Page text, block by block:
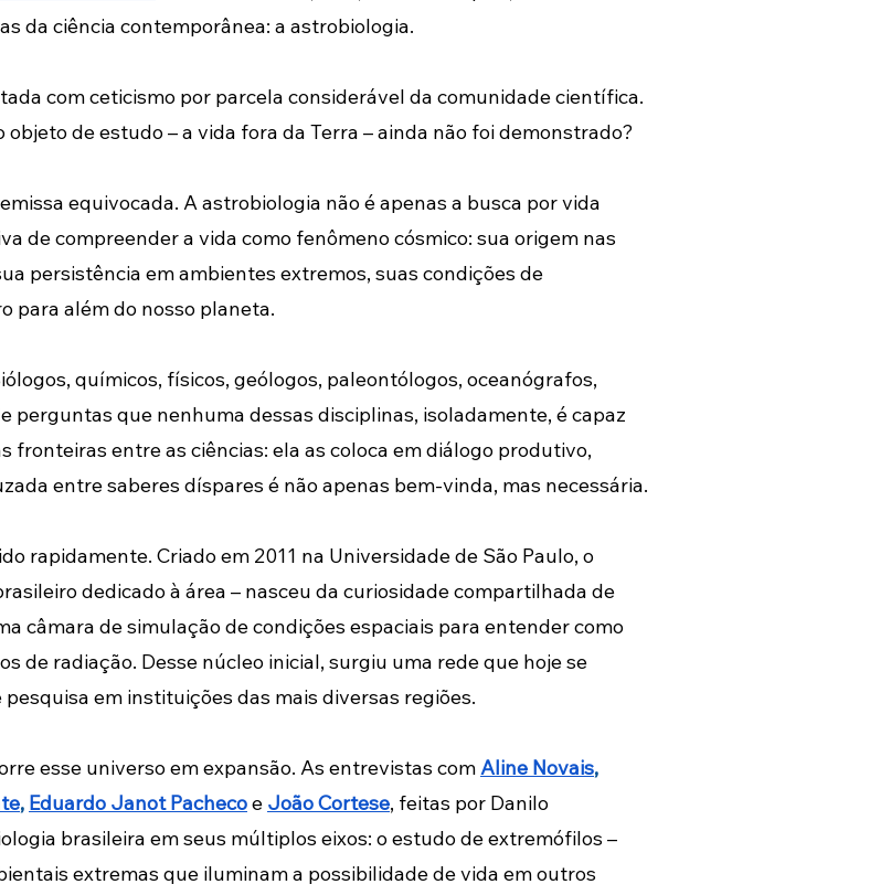
da ciência contemporânea: a astrobiologia.
com ceticismo por parcela considerável da comunidade científica.
de estudo – a vida fora da Terra – ainda não foi demonstrado?
equivocada. A astrobiologia não é apenas a busca por vida
de compreender a vida como fenômeno cósmico: sua origem nas
persistência em ambientes extremos, suas condições de
para além do nosso planeta.
químicos, físicos, geólogos, paleontólogos, oceanógrafos,
perguntas que nenhuma dessas disciplinas, isoladamente, é capaz
fronteiras entre as ciências: ela as coloca em diálogo produtivo,
entre saberes díspares é não apenas bem-vinda, mas necessária.
rapidamente. Criado em 2011 na Universidade de São Paulo, o
dedicado à área – nasceu da curiosidade compartilhada de
câmara de simulação de condições espaciais para entender como
de radiação. Desse núcleo inicial, surgiu uma rede que hoje se
em instituições das mais diversas regiões.
esse universo em expansão. As entrevistas com Aline Novais,
, Eduardo Janot Pachecoe João Cortese, feitas por Danilo
brasileira em seus múltiplos eixos: o estudo de extremófilos –
extremas que iluminam a possibilidade de vida em outros